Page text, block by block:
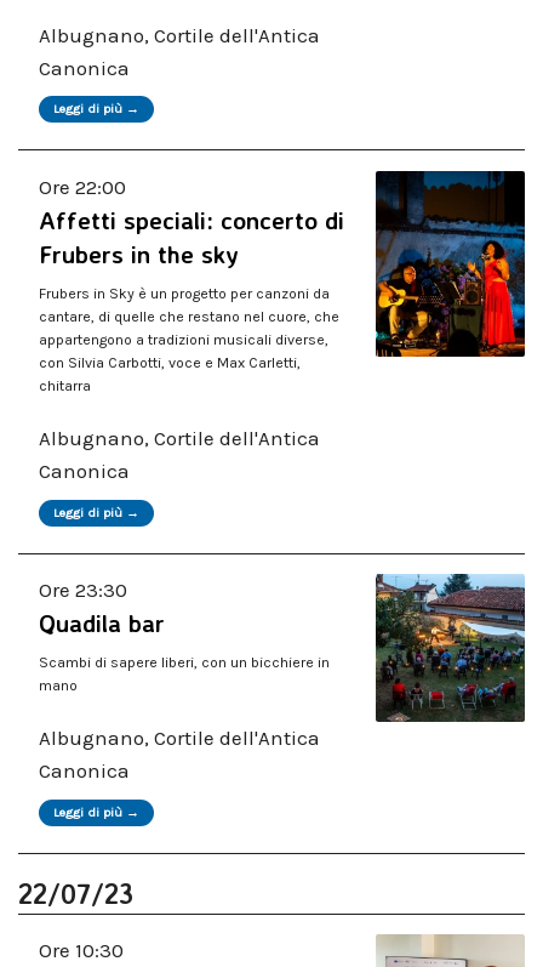
Albugnano, Cortile dell'Antica
Canonica
Leggi di più →
Ore 22:00
Affetti speciali: concerto di
Frubers in the sky
Frubers in Sky è un progetto per canzoni da
cantare, di quelle che restano nel cuore, che
appartengono a tradizioni musicali diverse,
con Silvia Carbotti, voce e Max Carletti,
chitarra
Albugnano, Cortile dell'Antica
Canonica
Leggi di più →
Ore 23:30
Quadila bar
Scambi di sapere liberi, con un bicchiere in
mano
Albugnano, Cortile dell'Antica
Canonica
Leggi di più →
22/07/23
Ore 10:30